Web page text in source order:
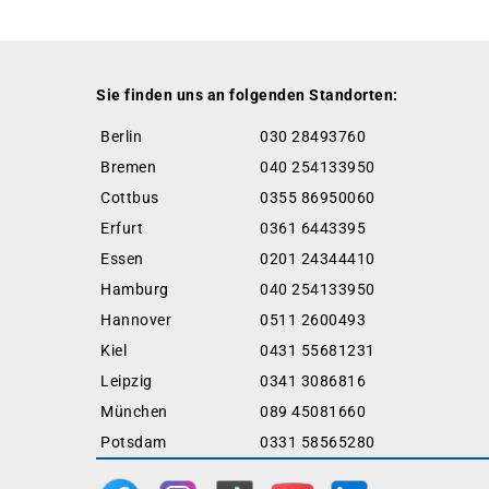
Sie finden uns an folgenden Standorten:
Berlin
030 28493760
Bremen
040 254133950
Cottbus
0355 86950060
Erfurt
0361 6443395
Essen
0201 24344410
Hamburg
040 254133950
Hannover
0511 2600493
Kiel
0431 55681231
Leipzig
0341 3086816
München
089 45081660
Potsdam
0331 58565280